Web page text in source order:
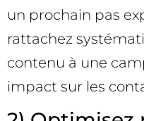
un prochain pas
rattachez
contenu à une
impact sur les